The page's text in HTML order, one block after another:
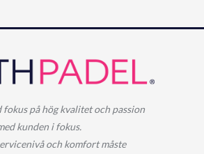
på hög kvalitet och passion
kunden i fokus.
och komfort måste